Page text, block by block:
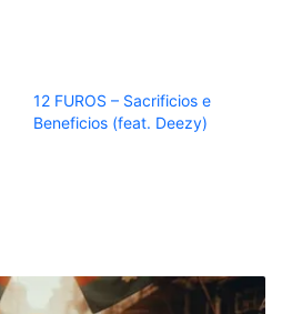
12 FUROS – Sacrificios e
Beneficios (feat. Deezy)